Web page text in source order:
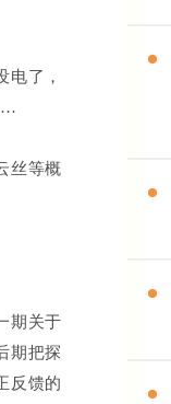
了，
丝等概
期关于
期把探
反馈的